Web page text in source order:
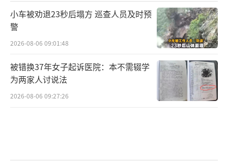
小车被劝退23秒后塌方 巡查人员及时预
警
2026-08-06 09:01:48
被错换37年女子起诉医院：本不需辍学
为两家人讨说法
2026-08-06 09:27:26